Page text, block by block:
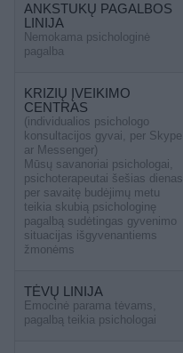
ANKSTUKŲ PAGALBOS
LINIJA
Nemokama psichologinė
pagalba
KRIZIŲ ĮVEIKIMO
CENTRAS
(individualios psichologo
konsultacijos gyvai, per Skype
ar Messenger)
Mūsų savanoriai psichologai,
psichoterapeutai šešias dienas
per savaitę budėjimų metu
teikia skubią psichologinę
pagalbą sudėtingas gyvenimo
situacijas išgyvenantiems
žmonėms
TĖVŲ LINIJA
Emocinė parama tėvams,
pagalbą teikia psichologai